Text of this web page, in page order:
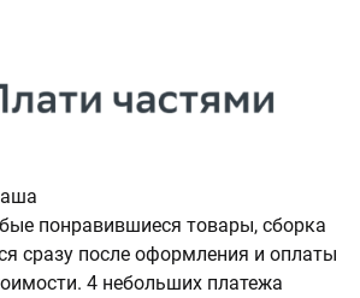
понравившиеся товары, сборка
сразу после оформления и оплаты
4 небольших платежа